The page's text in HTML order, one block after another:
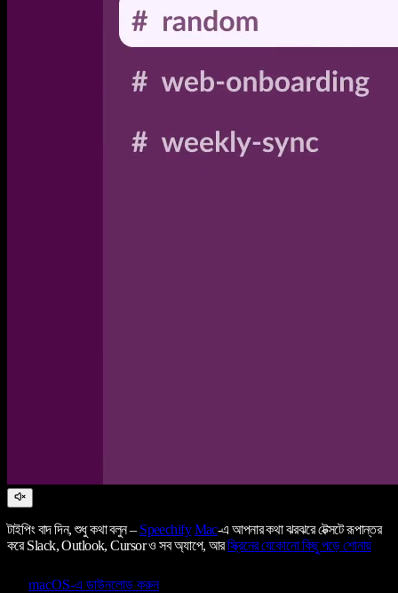
টাইপিং বাদ দিন, শুধু কথা বলুন – Speechify Mac-এ আপনার কথা ঝরঝরে টেক্সটে রূপান্তর
করে Slack, Outlook, Cursor ও সব অ্যাপে, আরস্ক্রিনের যেকোনো কিছু পড়ে শোনায়
macOS-এ ডাউনলোড করুন